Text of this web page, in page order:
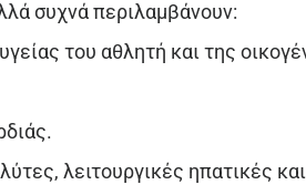
συχνά περιλαμβάνουν:
του αθλητή και της
λειτουργικές ηπατικές